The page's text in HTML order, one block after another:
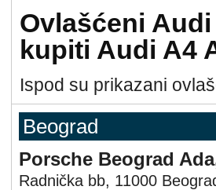
Ovlašćeni
kupiti Audi A4
Ispod su prikazani
Beograd
Porsche Beograd
Radnička bb, 11000